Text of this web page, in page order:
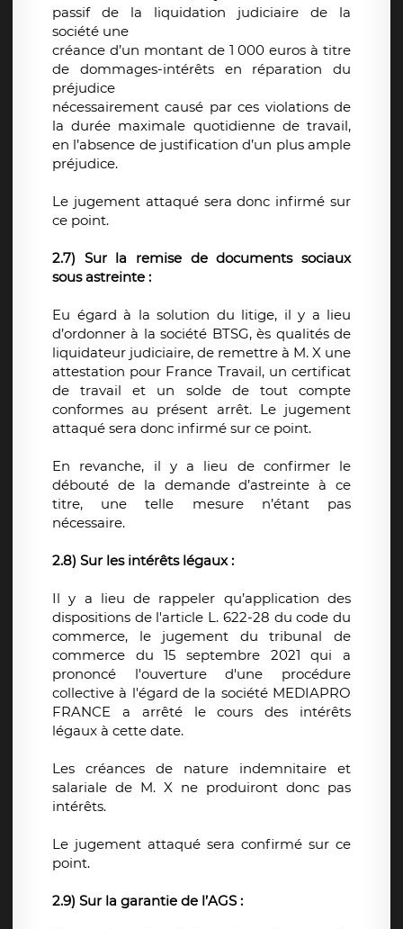
passif de la liquidation judiciaire de la
société une
créance d’un montant de 1 000 euros à titre
de dommages-intérêts en réparation du
préjudice
nécessairement causé par ces violations de
la durée maximale quotidienne de travail,
en l’absence de justification d’un plus ample
préjudice.
Le jugement attaqué sera donc infirmé sur
ce point.
2.7) Sur la remise de documents sociaux
sous astreinte :
Eu égard à la solution du litige, il y a lieu
d’ordonner à la société BTSG, ès qualités de
liquidateur judiciaire, de remettre à M. X une
attestation pour France Travail, un certificat
de travail et un solde de tout compte
conformes au présent arrêt. Le jugement
attaqué sera donc infirmé sur ce point.
En revanche, il y a lieu de confirmer le
débouté de la demande d’astreinte à ce
titre, une telle mesure n’étant pas
nécessaire.
2.8) Sur les intérêts légaux :
Il y a lieu de rappeler qu’application des
dispositions de l'article L. 622-28 du code du
commerce, le jugement du tribunal de
commerce du 15 septembre 2021 qui a
prononcé l'ouverture d'une procédure
collective à l'égard de la société MEDIAPRO
FRANCE a arrêté le cours des intérêts
légaux à cette date.
Les créances de nature indemnitaire et
salariale de M. X ne produiront donc pas
intérêts.
Le jugement attaqué sera confirmé sur ce
point.
2.9) Sur la garantie de l’AGS :